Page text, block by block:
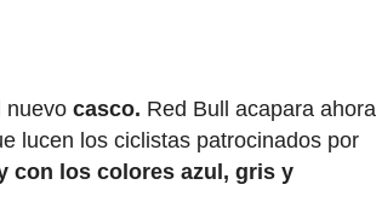
nuevocasco. Red Bull acapara ahora
lucen los ciclistas patrocinados por
con los colores azul, gris y